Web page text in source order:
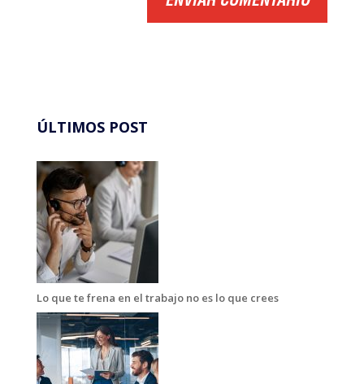
ÚLTIMOS POST
Lo que te frena en el trabajo no es lo que crees